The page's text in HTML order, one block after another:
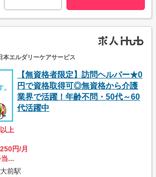
本エルダリーケアサービス
【無資格者限定】訪問ヘルパー★0
円で資格取得可◎無資格から介護
業界で活躍！年齢不問・50代～60
代活躍中
上
円/月
...
前駅